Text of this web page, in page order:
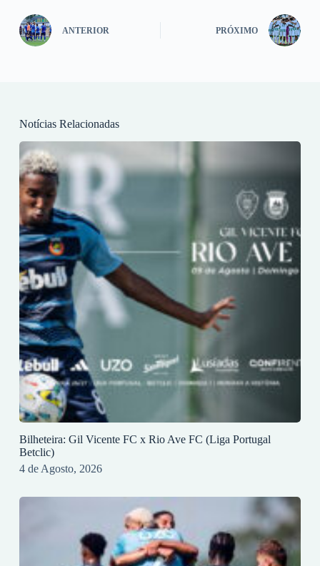
ANTERIOR PRÓXIMO
Notícias Relacionadas
Bilheteira: Gil Vicente FC x Rio Ave FC (Liga Portugal
Betclic)
4 de Agosto, 2026